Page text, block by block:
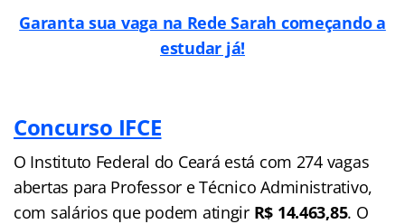
Garanta sua vaga na Rede Sarah começando a
estudar já!
Concurso IFCE
O Instituto Federal do Ceará está com 274 vagas
abertas para Professor e Técnico Administrativo,
com salários que podem atingir R$ 14.463,85. O